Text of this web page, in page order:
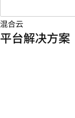
混合云
平台解决方案